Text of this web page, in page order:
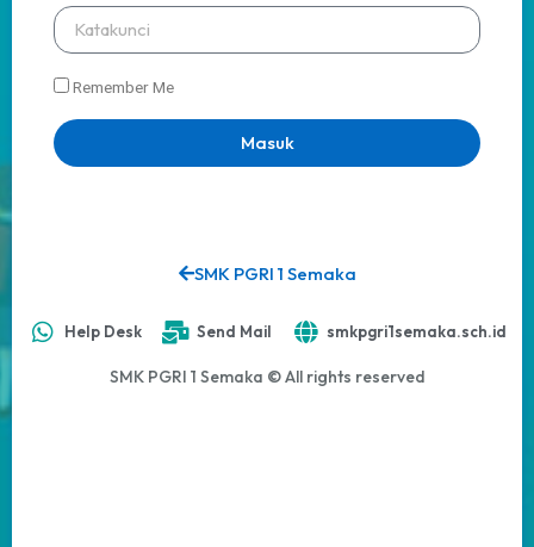
Remember Me
Masuk
SMK PGRI 1 Semaka
Help Desk Send Mail smkpgri1semaka.sch.id
SMK PGRI 1 Semaka © All rights reserved